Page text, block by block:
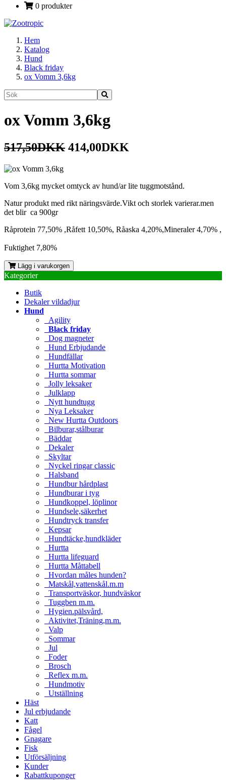
0 produkter
Hem
Katalog
Hund
Black friday
ox Vomm 3,6kg
ox Vomm 3,6kg
517,50DKK 414,00DKK
Vom 3,6kg mycket omtyck av hund/ar lite tuggmotstånd.
Natur produkt med rikt näringsvärde.Vikt och storlek varierar.men
det blir ca 900gr
Råprotein 77,50% ,Råfett 10,50%, Råaska 4,20%,Mineraler 4,70% ,
Fuktighet 7,80%
Lägg i varukorgen
Kategorier
Butik
Dekaler vildadjur
Hund
Agility
Black friday
Dog magneter
Hund Erbjudande
Hundfällar
Hurtta Motivation
Hurtta sommar
Jolly leksaker
Julklapp
Nytt hundtugg
Nya Leksaker
New Hurtta Outdoors
Bilburar,stålburar
Bäddar
Dekaler
Skyltar
Nyckel ringar classic
Halsband
Hundbur hårdplast
Hundburar i tyg
Hundkoppel, löplinor
Hundsele,säkerhet
Hundtryck transfer
Kepsar
Hundtäcke,hundkläder
Hurtta
Hurtta lifeguard
Hurtta Måttabell
Hvordan måles hunden?
Matskål,vattenskål.m.m
Transportväskor, hundväskor
Tuggben m.m.
Hygien.pälsvård,
Aktivitet,Träning,m.m.
Valp
Sommar
Jul
Foder
Brosch
Reflex m.m.
Hundmotiv
Utställning
Häst
Jul erbjudande
Katt
Fågel
Gnagare
Fisk
Utförsäljning
Kunder
Rabattkuponger